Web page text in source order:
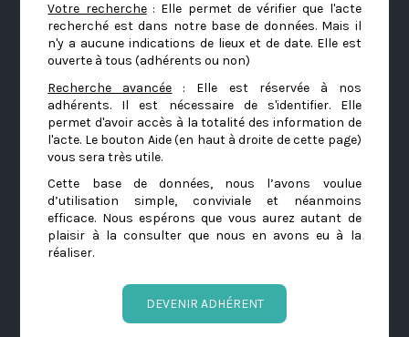
Votre recherche: Elle permet de vérifier que l'acte
recherché est dans notre base de données. Mais il
n'y a aucune indications de lieux et de date. Elle est
ouverte à tous (adhérents ou non)
Recherche avancée : Elle est réservée à nos
adhérents. Il est nécessaire de s'identifier. Elle
permet d'avoir accès à la totalité des information de
l'acte. Le bouton Aide (en haut à droite de cette page)
vous sera très utile.
Cette base de données, nous l’avons voulue
d’utilisation simple, conviviale et néanmoins
efficace. Nous espérons que vous aurez autant de
plaisir à la consulter que nous en avons eu à la
réaliser.
DEVENIR ADHÉRENT